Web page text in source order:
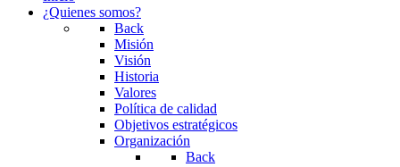
¿Quienes somos?
Back
Misión
Visión
Historia
Valores
Política de calidad
Objetivos estratégicos
Organización
Back